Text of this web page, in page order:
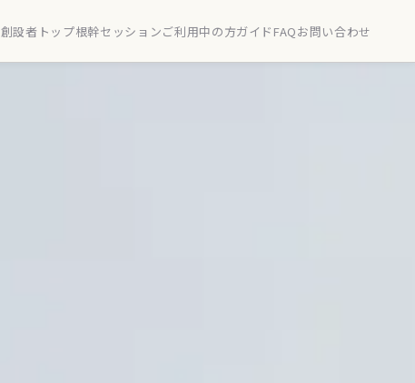
創設者 トップ根幹セッションご利用中の方ガイド FAQお問い合わせ